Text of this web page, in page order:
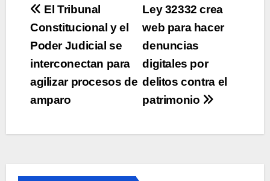
Navegación
de
entradas
Ley 32332 crea
web para hacer
denuncias
digitales por
delitos contra el
patrimonio
El Tribunal
Constitucional y el
Poder Judicial se
interconectan para
agilizar procesos de
amparo